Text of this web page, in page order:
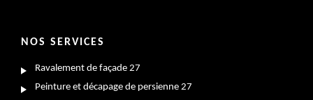
NOS SERVICES
Ravalement de façade 27
Peinture et décapage de persienne 27